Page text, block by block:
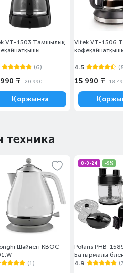
VT-1503 Тамшылық
(6)
₸ 20 990 ₸
Қоржынға
Vitek VT-1506
4.5
15 990 ₸ 18
техника
Шәйнегі KBOC-
(1)
0-0-24 -9%
Polaris PHB-
Батырмалы
4.9